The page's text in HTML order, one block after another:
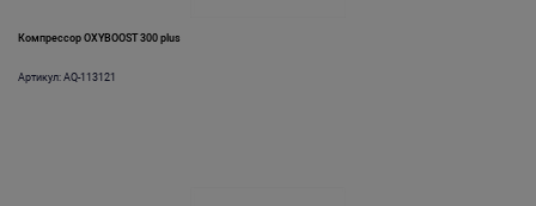
Компрессор OXYBOOST 300 plus
Артикул: AQ-113121